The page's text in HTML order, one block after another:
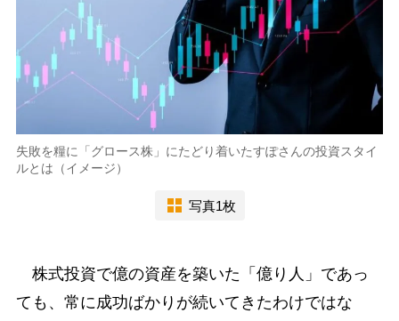
失敗を糧に「グロース株」にたどり着いたすぽさんの投資スタイ
ルとは（イメージ）
写真1枚
株式投資で億の資産を築いた「億り人」であっ
ても、常に成功ばかりが続いてきたわけではな